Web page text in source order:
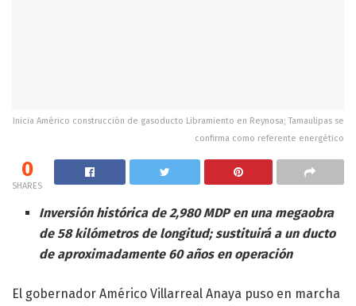
Inicia Américo construcción de gasoducto Libramiento en Reynosa; Tamaulipas se
confirma como referente energético
0
SHARES
Inversión histórica de 2,980 MDP en una megaobra
de 58 kilómetros de longitud; sustituirá a un ducto
de aproximadamente 60 años en operación
El gobernador Américo Villarreal Anaya puso en marcha